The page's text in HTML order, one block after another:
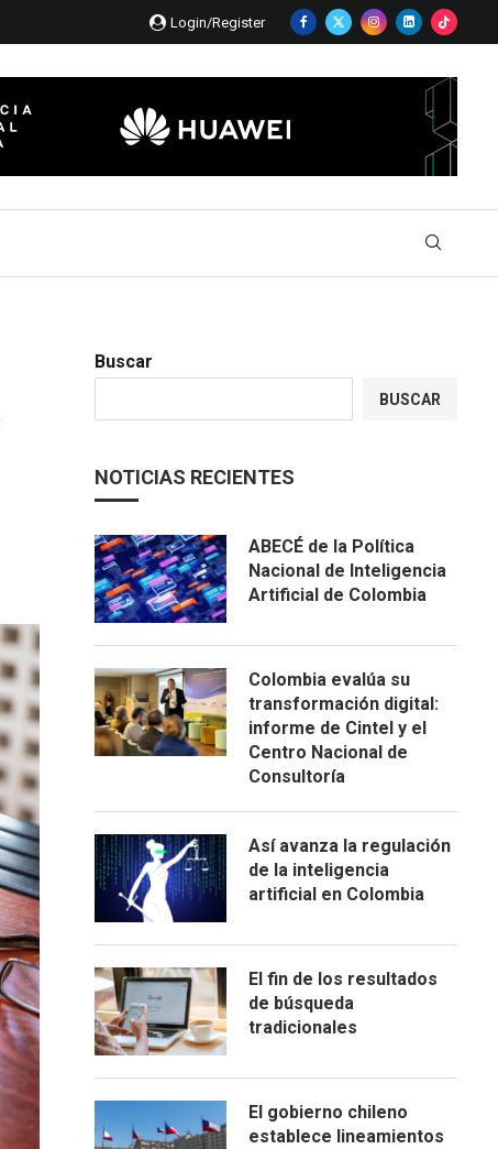
Login/Register
Buscar
BUSCAR
NOTICIAS RECIENTES
ABECÉ de la Política
Nacional de Inteligencia
Artificial de Colombia
Colombia evalúa su
transformación digital:
informe de Cintel y el
Centro Nacional de
Consultoría
Así avanza la regulación
de la inteligencia
artificial en Colombia
El fin de los resultados
de búsqueda
tradicionales
El gobierno chileno
establece lineamientos